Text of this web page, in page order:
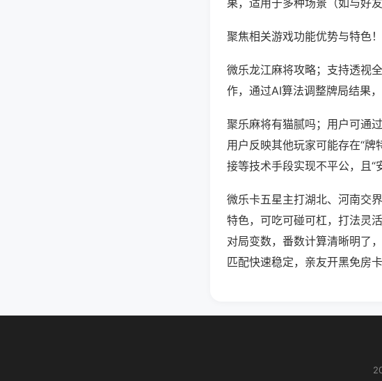
聚焦相关游戏功能优势与特色！
微乐龙江麻将攻略；支持透视
作，通过AI算法调整牌局结果，
聚乐麻将有猫腻吗；用户可通
用户反映其他玩家可能存在“牌
接等技术手段实现不平公，且“
微乐卡五星主打湖北、河南交
特色，可吃可碰可杠，打法灵
对局变数，番数计算清晰明了
匹配快速稳定，亲友开黑免房